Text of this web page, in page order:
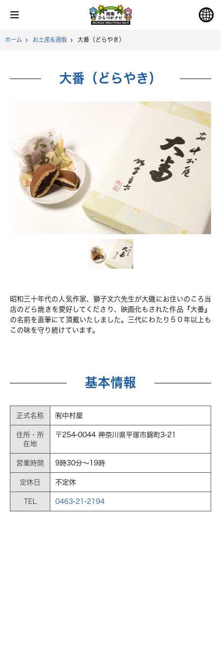
ホーム お土産&通販 大番（どらやき）
大番（どらやき）
昭和三十年代の人気作家、獅子文六先生が大磯にお住いのころ当
店のどら焼きを愛好してくださり、映画化もされた作品『大番』
の名前を直筆にて頂戴いたしました。三代にわたり５０年以上も
この味を守り続けています。
基本情報
正式名称 ㈲中村屋
住所・所
在地
〒254-0044 神奈川県平塚市錦町3-21
営業時間 9時30分～19時
定休日 不定休
TEL 0463-21-2194